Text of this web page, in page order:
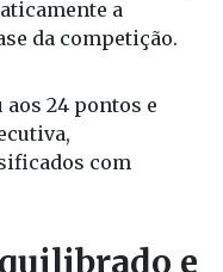
por 2 a 1,
a
24 pontos e
com